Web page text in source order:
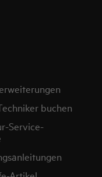
buchen
Service-